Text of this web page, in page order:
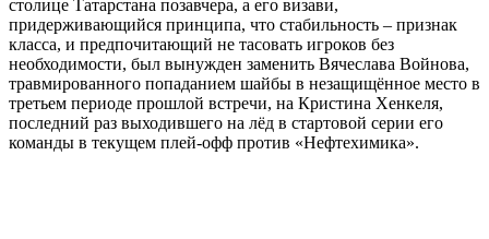
столице Татарстана позавчера, а его визави,
придерживающийся принципа, что стабильность – признак
класса, и предпочитающий не тасовать игроков без
необходимости, был вынужден заменить Вячеслава Войнова,
травмированного попаданием шайбы в незащищённое место в
третьем периоде прошлой встречи, на Кристина Хенкеля,
последний раз выходившего на лёд в стартовой серии его
команды в текущем плей-офф против «Нефтехимика».